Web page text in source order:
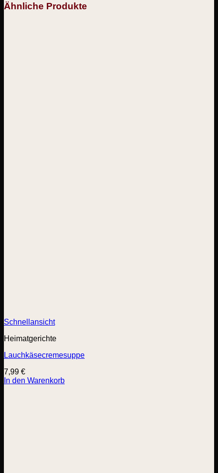
Ähnliche Produkte
Schnellansicht
Heimatgerichte
Lauchkäsecremesuppe
7,99 €
In den Warenkorb